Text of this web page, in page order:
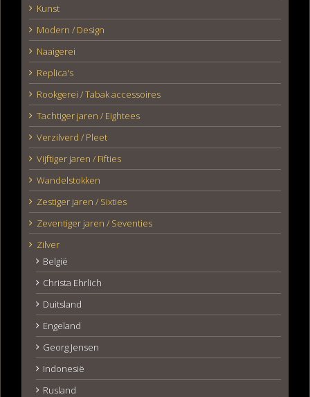
Kunst
Modern / Design
Naaigerei
Replica's
Rookgerei / Tabak accessoires
Tachtiger jaren / Eightees
Verzilverd / Pleet
Vijftiger jaren / Fifties
Wandelstokken
Zestiger jaren / Sixties
Zeventiger jaren / Seventies
Zilver
België
Christa Ehrlich
Duitsland
Engeland
Georg Jensen
Indonesië
Rusland